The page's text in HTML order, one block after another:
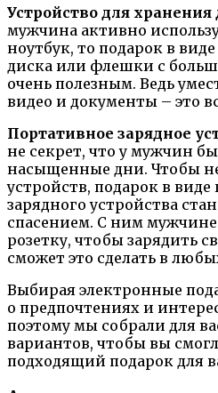
Устройство для
мужчина активно
ноутбук, то подарок в
диска или флешки с
очень полезным. Ведь
видео и документы – это
Портативное зарядное
не секрет, что у мужчин
насыщенные дни. Чтобы не
устройств, подарок в виде
зарядного устройства
спасением. С ним мужчине
розетку, чтобы зарядить
сможет это сделать в
Выбирая электронные
о предпочтениях и
поэтому мы собрали для
вариантов, чтобы вы
подходящий подарок для